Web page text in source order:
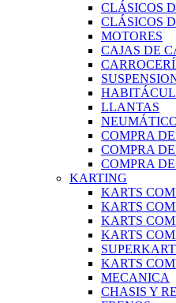
CLÁSICOS
CLÁSICOS
MOTORES
CAJAS DE
LLANTAS
COMPRA
COMPRA
COMPRA
KARTING
KARTS
KARTS
KARTS
KARTS
SUPERKART
KARTS
MECANICA
CHASIS Y